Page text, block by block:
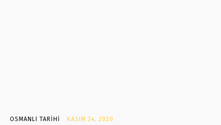
OSMANLI TARIHI KASIM 24, 2020